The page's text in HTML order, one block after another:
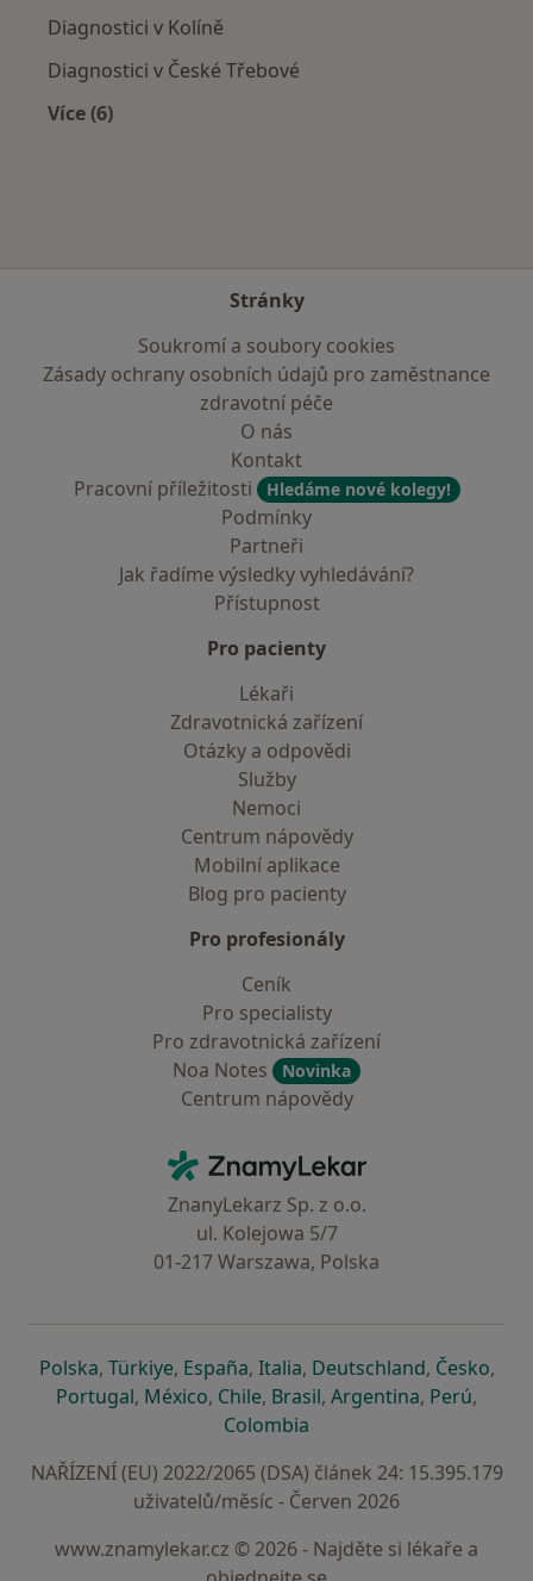
Diagnostici v Kolíně
Diagnostici v České Třebové
Více (6)
Stránky
Soukromí a soubory cookies
Zásady ochrany osobních údajů pro zaměstnance
zdravotní péče
O nás
Kontakt
Pracovní příležitosti
Hledáme nové kolegy!
Podmínky
Partneři
Jak řadíme výsledky vyhledávání?
Přístupnost
Pro pacienty
Lékaři
Zdravotnická zařízení
Otázky a odpovědi
Služby
Nemoci
Centrum nápovědy
Mobilní aplikace
Blog pro pacienty
Pro profesionály
Ceník
Pro specialisty
Pro zdravotnická zařízení
Noa Notes
Novinka
Centrum nápovědy
ZnamyLekar - Hlavní stránka
ZnanyLekarz Sp. z o.o.
ul. Kolejowa 5/7
01-217 Warszawa, Polska
Polskase otevře v nové záložce
, Türkiyese otevře v nové záložce
, Españase otevře v nové záložce
, Italiase otevře v nové záložce
, Deutschlandse otevře v
, Českose
,
Portugalse otevře v nové záložce
, Méxicose otevře v nové záložce
, Chilese otevře v nové záložce
, Brasilse otevře v nové
, Argentinase otevře v
, Perúse
,
Colombia
NAŘÍZENÍ (EU) 2022/2065 (DSA) článek 24: 15.395.179
uživatelů/měsíc - Červen 2026
www.znamylekar.cz © 2026 - Najděte si lékaře a